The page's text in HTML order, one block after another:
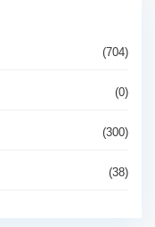
(704)
(0)
(300)
(38)